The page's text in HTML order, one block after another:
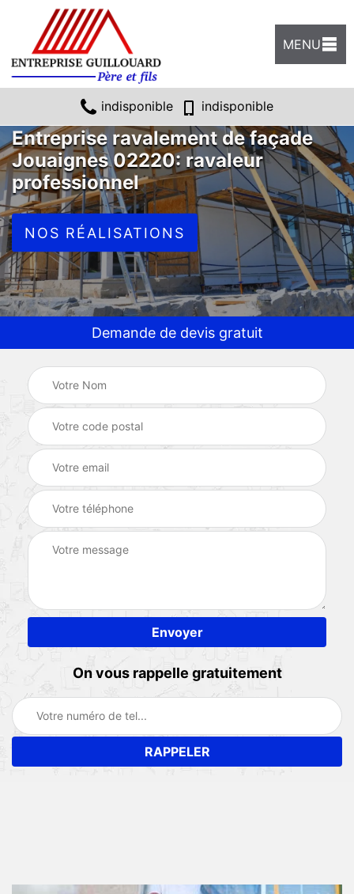
MENU
indisponible indisponible
Entreprise ravalement de façade
Jouaignes 02220: ravaleur
professionnel
NOS RÉALISATIONS
Demande de devis gratuit
On vous rappelle gratuitement